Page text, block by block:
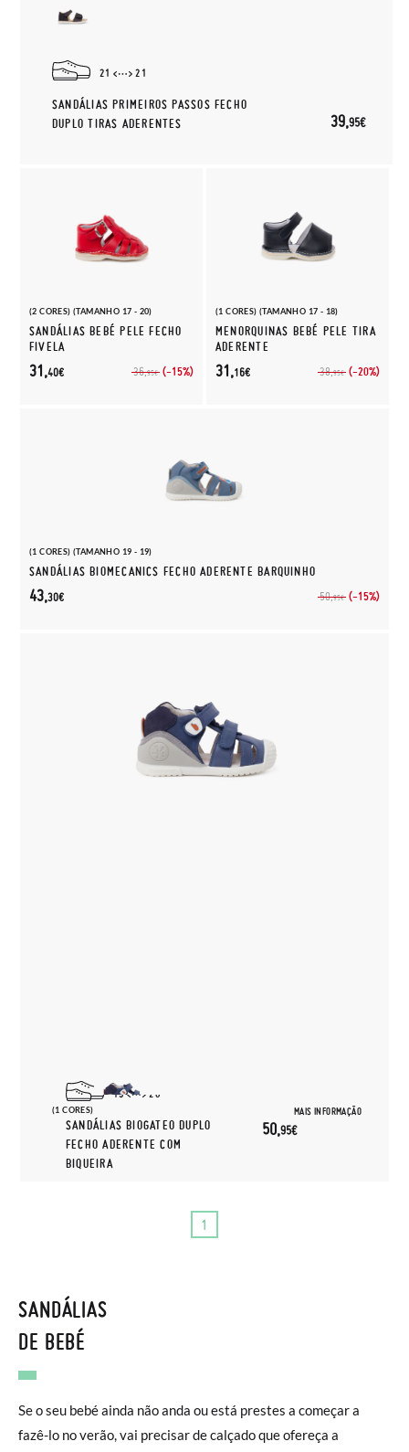
21 21
SANDÁLIAS PRIMEIROS PASSOS FECHO
DUPLO TIRAS ADERENTES
39,95€
(2 CORES) (TAMANHO 17 - 20)
SANDÁLIAS BEBÉ PELE FECHO
FIVELA
36,95€ (-15%)
31,40€
(1 CORES) (TAMANHO 17 - 18)
MENORQUINAS BEBÉ PELE TIRA
ADERENTE
38,95€ (-20%)
31,16€
(1 CORES) (TAMANHO 19 - 19)
SANDÁLIAS BIOMECANICS FECHO ADERENTE BARQUINHO
50,95€ (-15%)
43,30€
(1 CORES) MAIS INFORMAÇÃO
19 20
SANDÁLIAS BIOGATEO DUPLO
FECHO ADERENTE COM
BIQUEIRA
50,95€
1
SANDÁLIAS
DE BEBÉ
Se o seu bebé ainda não anda ou está prestes a começar a
fazê-lo no verão, vai precisar de calçado que ofereça a